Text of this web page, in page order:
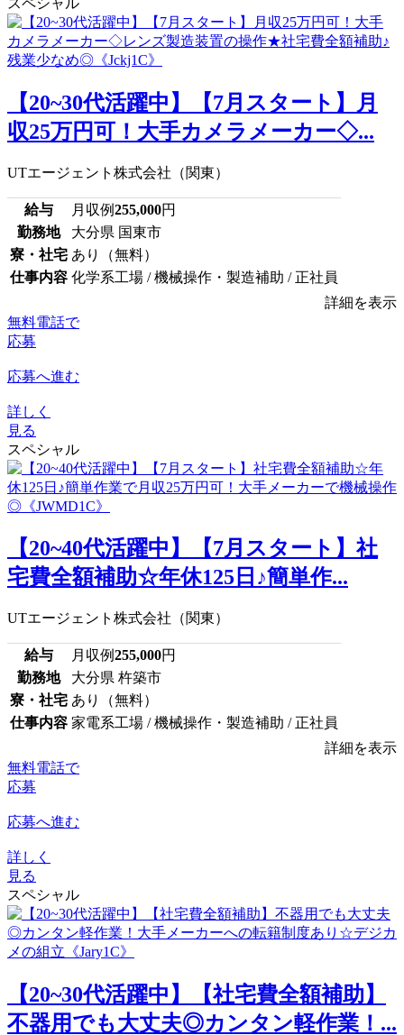
【20~30代活躍中】【7月スタート】月
収25万円可！大手カメラメーカー◇...
UTエージェント株式会社（関東）
給与 月収例255,000円
勤務地
大分県 国東市
寮・社宅 あり（無料）
仕事内容 化学系工場 / 機械操作・製造補助 / 正社員
詳細を表示
無料電話で
応募
応募へ進む
詳しく
見る
スペシャル
【20~40代活躍中】【7月スタート】社
宅費全額補助☆年休125日♪簡単作...
UTエージェント株式会社（関東）
給与 月収例255,000円
勤務地
大分県 杵築市
寮・社宅 あり（無料）
仕事内容 家電系工場 / 機械操作・製造補助 / 正社員
詳細を表示
無料電話で
応募
応募へ進む
詳しく
見る
スペシャル
【20~30代活躍中】【社宅費全額補助】
不器用でも大丈夫◎カンタン軽作業！...